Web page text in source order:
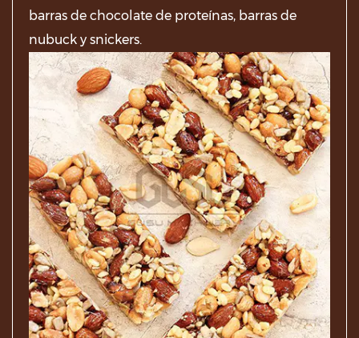
barras de chocolate de proteínas, barras de
nubuck y snickers.